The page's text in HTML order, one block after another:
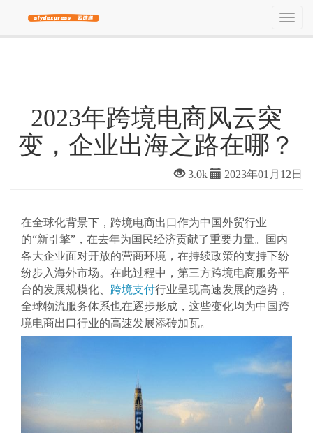
2023年跨境电商风云突
变，企业出海之路在哪？
3.0k 2023年01月12日
在全球化背景下，跨境电商出口作为中国外贸行业
的“新引擎”，在去年为国民经济贡献了重要力量。国内
各大企业面对开放的营商环境，在持续政策的支持下纷
纷步入海外市场。在此过程中，第三方跨境电商服务平
台的发展规模化、 跨境支付行业呈现高速发展的趋势，
全球物流服务体系也在逐步形成，这些变化均为中国跨
境电商出口行业的高速发展添砖加瓦。